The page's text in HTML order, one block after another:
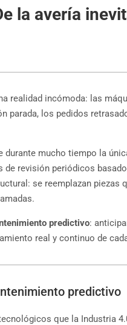
la avería
realidad incómoda: las
parada, los pedidos
mucho tiempo la
de revisión periódicos
se reemplazan piezas
predictivo:
real y continuo de
predictivo
que la Industria